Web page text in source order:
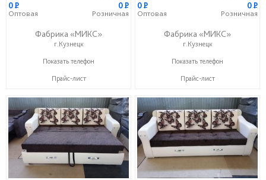
0P
Оптовая
0P
Розничная
Фабрика «МИКС»
г.Кузнецк
+7 (937) 423-36-37
Показать телефон
Прайс-лист
0P
Оптовая
0P
Розничная
Фабрика «МИКС»
г.Кузнецк
+7 (937) 423-36-37
Показать телефон
Прайс-лист